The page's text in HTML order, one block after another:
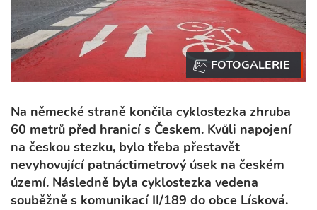
Na německé straně končila cyklostezka zhruba
60 metrů před hranicí s Českem. Kvůli napojení
na českou stezku, bylo třeba přestavět
nevyhovující patnáctimetrový úsek na českém
území. Následně byla cyklostezka vedena
souběžně s komunikací II/189 do obce Lísková.